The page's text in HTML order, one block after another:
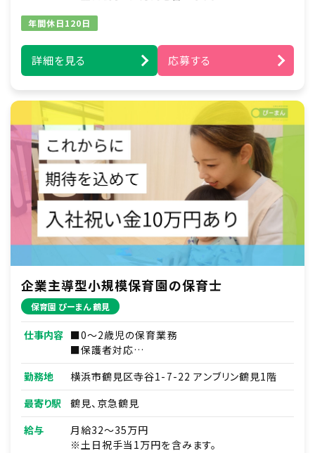
年間休日120日
詳細を見る 応募する
企業主導型小規模保育園の保育士
保育園 ぴーまん 鶴見
仕事内容 ■0～2歳児の保育業務
■保護者対応
■連絡帳・記録業務
※ICTシステムを使用
■各種研修参加
■見学対応
■調理補助
■ほか付随する業務
勤務地
横浜市鶴見区寺谷1-7-22 アンブリン鶴見1階
最寄り駅
鶴見、京急鶴見
給与
月給32～35万円
※土日祝手当1万円を含みます。